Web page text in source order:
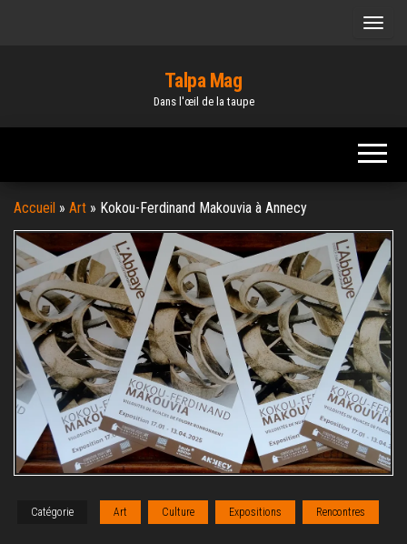
Talpa Mag
Dans l'œil de la taupe
Accueil » Art » Kokou-Ferdinand Makouvia à Annecy
Catégorie Art Culture Expositions Rencontres